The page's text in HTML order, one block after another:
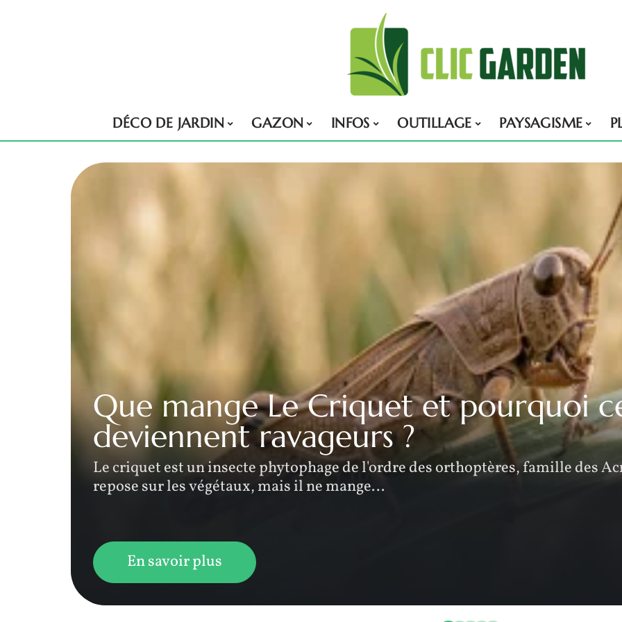
DÉCO DE JARDIN GAZON INFOS OUTILLAGE PAYSAGISME
Que mange Le Criquet et pourquoi
deviennent ravageurs ?
Le criquet est un insecte phytophage de l'ordre des orthoptères, famille des
repose sur les végétaux, mais il ne mange…
En savoir plus